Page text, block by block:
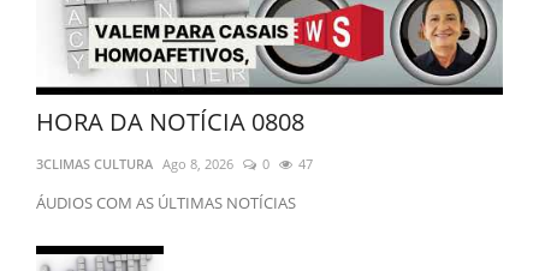
HORA DA NOTÍCIA 0808
3CLIMAS CULTURA Ago 8, 2026 0 47
ÁUDIOS COM AS ÚLTIMAS NOTÍCIAS